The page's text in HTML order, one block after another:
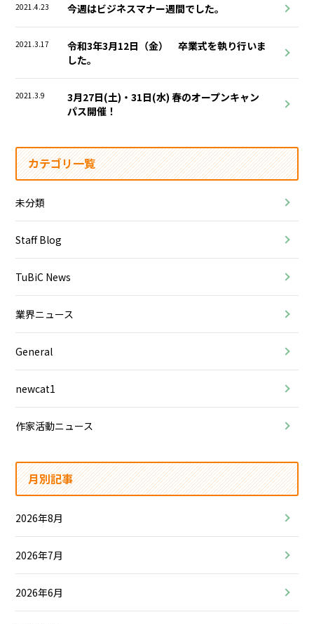
2021.4.23 今週はビジネスマナー週間でした。
2021.3.17
令和3年3月12日（金） 卒業式を執り行いま
した。
2021.3.9
3月27日(土)・31日(水) 春のオープンキャン
パス開催！
カテゴリ一覧
未分類
Staff Blog
TuBiC News
業界ニュース
General
newcat1
作家活動ニュース
月別記事
2026年8月
2026年7月
2026年6月